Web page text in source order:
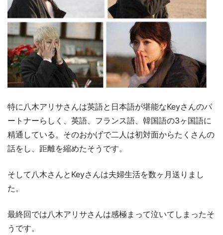
特に八木アリサさんは英語と日本語が堪能なKeyさんのパ
ートナーらしく、英語、フランス語、韓国語の3ヶ国語に
精通している。そのおかげで二人は初対面からたくさんの
話をし、距離を縮めたそうです。
そして八木さんとKeyさんは夫婦生活を数ヶ月送りまし
た。
最終回では八木アリサさんは感極まって泣いてしまったそ
うです。